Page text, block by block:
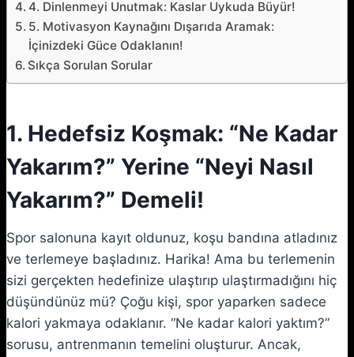
4. Dinlenmeyi Unutmak: Kaslar Uykuda Büyür!
5. Motivasyon Kaynağını Dışarıda Aramak:
İçinizdeki Güce Odaklanın!
Sıkça Sorulan Sorular
1. Hedefsiz Koşmak: “Ne Kadar
Yakarım?” Yerine “Neyi Nasıl
Yakarım?” Demeli!
Spor salonuna kayıt oldunuz, koşu bandına atladınız
ve terlemeye başladınız. Harika! Ama bu terlemenin
sizi gerçekten hedefinize ulaştırıp ulaştırmadığını hiç
düşündünüz mü? Çoğu kişi, spor yaparken sadece
kalori yakmaya odaklanır. “Ne kadar kalori yaktım?”
sorusu, antrenmanın temelini oluşturur. Ancak,